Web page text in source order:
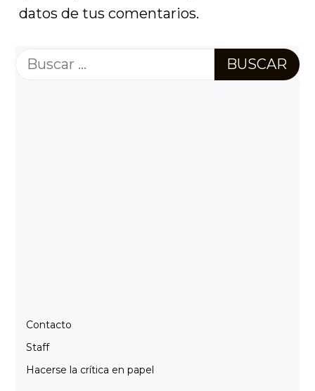
datos de tus comentarios.
Buscar:
Contacto
Staff
Hacerse la crítica en papel